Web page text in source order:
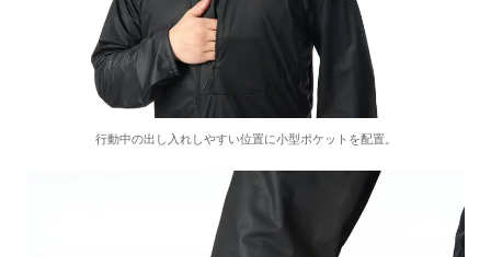
行動中の出し入れしやすい位置に小型ポケットを配置。